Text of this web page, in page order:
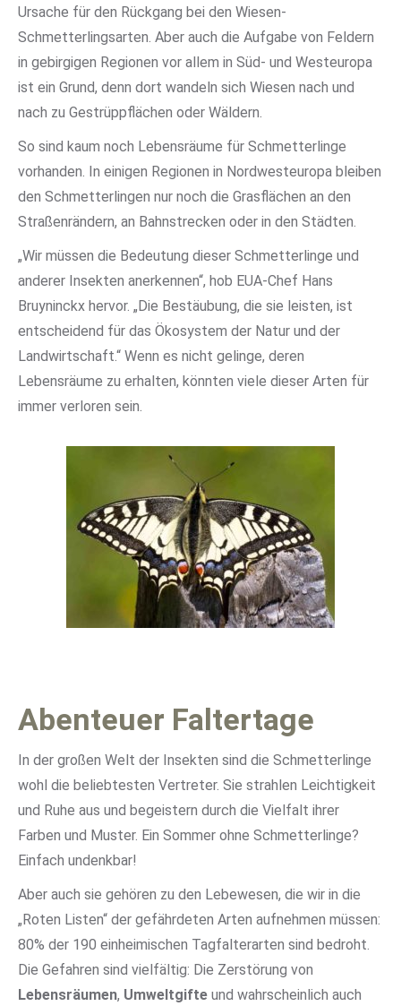
Ursache für den Rückgang bei den Wiesen-
Schmetterlingsarten. Aber auch die Aufgabe von Feldern
in gebirgigen Regionen vor allem in Süd- und Westeuropa
ist ein Grund, denn dort wandeln sich Wiesen nach und
nach zu Gestrüppflächen oder Wäldern.
So sind kaum noch Lebensräume für Schmetterlinge
vorhanden. In einigen Regionen in Nordwesteuropa bleiben
den Schmetterlingen nur noch die Grasflächen an den
Straßenrändern, an Bahnstrecken oder in den Städten.
„Wir müssen die Bedeutung dieser Schmetterlinge und
anderer Insekten anerkennen“, hob EUA-Chef Hans
Bruyninckx hervor. „Die Bestäubung, die sie leisten, ist
entscheidend für das Ökosystem der Natur und der
Landwirtschaft.“ Wenn es nicht gelinge, deren
Lebensräume zu erhalten, könnten viele dieser Arten für
immer verloren sein.
Abenteuer Faltertage
In der großen Welt der Insekten sind die Schmetterlinge
wohl die beliebtesten Vertreter. Sie strahlen Leichtigkeit
und Ruhe aus und begeistern durch die Vielfalt ihrer
Farben und Muster. Ein Sommer ohne Schmetterlinge?
Einfach undenkbar!
Aber auch sie gehören zu den Lebewesen, die wir in die
„Roten Listen“ der gefährdeten Arten aufnehmen müssen:
80% der 190 einheimischen Tagfalterarten sind bedroht.
Die Gefahren sind vielfältig: Die Zerstörung von
Lebensräumen, Umweltgifte und wahrscheinlich auch